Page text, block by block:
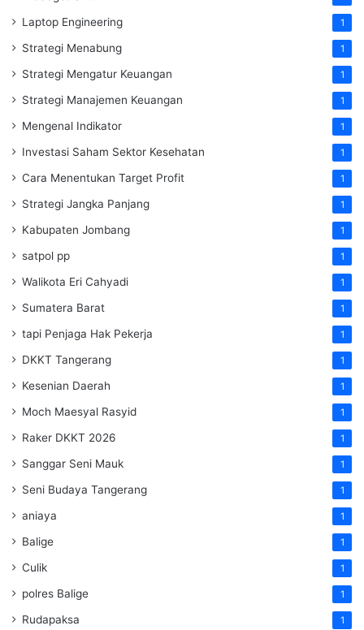
Laptop Engineering 1
Strategi Menabung 1
Strategi Mengatur Keuangan 1
Strategi Manajemen Keuangan 1
Mengenal Indikator 1
Investasi Saham Sektor Kesehatan 1
Cara Menentukan Target Profit 1
Strategi Jangka Panjang 1
Kabupaten Jombang 1
satpol pp 1
Walikota Eri Cahyadi 1
Sumatera Barat 1
tapi Penjaga Hak Pekerja 1
DKKT Tangerang 1
Kesenian Daerah 1
Moch Maesyal Rasyid 1
Raker DKKT 2026 1
Sanggar Seni Mauk 1
Seni Budaya Tangerang 1
aniaya 1
Balige 1
Culik 1
polres Balige 1
Rudapaksa 1